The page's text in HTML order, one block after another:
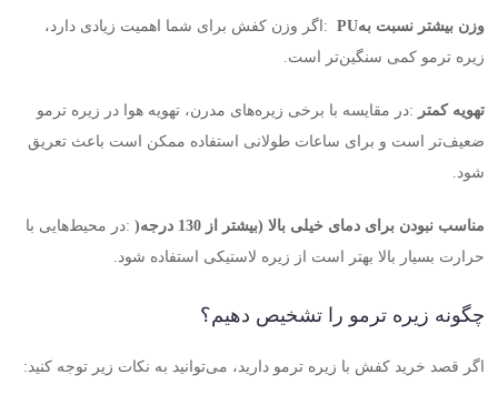
وزن بیشتر نسبت بهPU
: اگر وزن کفش برای شما اهمیت زیادی دارد،
زیره ترمو کمی سنگین‌تر است.
تهویه کمتر :در مقایسه با برخی زیره‌های مدرن، تهویه هوا در زیره ترمو
ضعیف‌تر است و برای ساعات طولانی استفاده ممکن است باعث تعریق
شود.
مناسب نبودن برای دمای خیلی بالا (بیشتر از 130 درجه )
:در محیط‌هایی با
حرارت بسیار بالا بهتر است از زیره لاستیکی استفاده شود.
چگونه زیره ترمو را تشخیص دهیم؟
اگر قصد خرید کفش با زیره ترمو دارید، می‌توانید به نکات زیر توجه کنید: